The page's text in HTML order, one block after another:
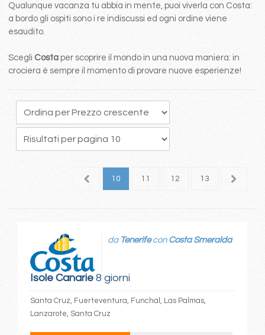
Qualunque vacanza tu abbia in mente, puoi viverla con Costa:
a bordo gli ospiti sono i re indiscussi ed ogni ordine viene
esaudito.
Scegli Costa per scoprire il mondo in una nuova maniera: in
crociera è sempre il momento di provare nuove esperienze!
9 10 11 12 13 14
Isole Canarie8 giorni
da Tenerifecon Costa Smeralda
Santa Cruz, Fuerteventura, Funchal, Las Palmas,
Lanzarote, Santa Cruz